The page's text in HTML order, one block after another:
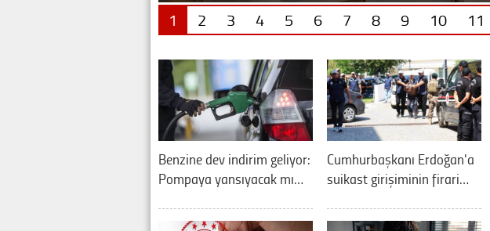
1 2 3 4 5 6 7 8 9 10 11
Benzine dev indirim geliyor:
Pompaya yansıyacak mı…
Cumhurbaşkanı Erdoğan'a
suikast girişiminin firari…